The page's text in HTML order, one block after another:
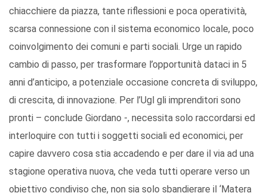
chiacchiere da piazza, tante riflessioni e poca operatività,
scarsa connessione con il sistema economico locale, poco
coinvolgimento dei comuni e parti sociali. Urge un rapido
cambio di passo, per trasformare l’opportunità dataci in 5
anni d’anticipo, a potenziale occasione concreta di sviluppo,
di crescita, di innovazione. Per l’Ugl gli imprenditori sono
pronti – conclude Giordano -, necessita solo raccordarsi ed
interloquire con tutti i soggetti sociali ed economici, per
capire davvero cosa stia accadendo e per dare il via ad una
stagione operativa nuova, che veda tutti operare verso un
obiettivo condiviso che, non sia solo sbandierare il ‘Matera